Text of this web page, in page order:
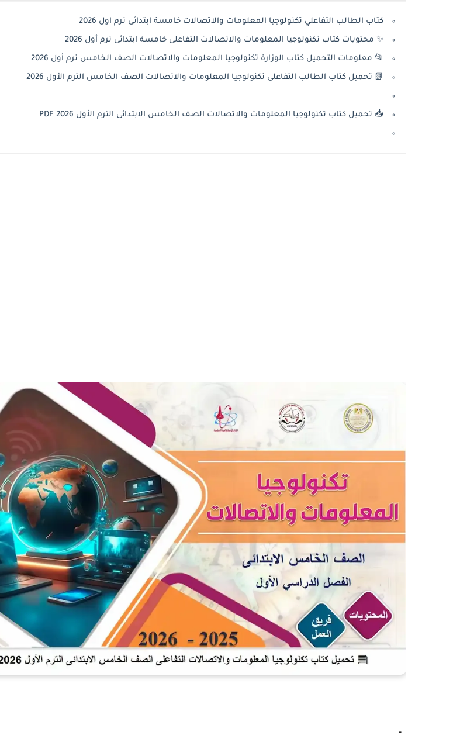
كتاب الطالب التفاعلي تكنولوجيا المعلومات والاتصالات خامسة ابتدائى ترم اول 2026
✨ محتويات كتاب تكنولوجيا المعلومات والاتصالات التفاعلى خامسة ابتدائى ترم أول 2026
📂 معلومات التحميل كتاب الوزارة تكنولوجيا المعلومات والاتصالات الصف الخامس ترم أول 2026
📗 تحميل كتاب الطالب التفاعلى تكنولوجيا المعلومات والاتصالات الصف الخامس الترم الأول 2026
📥 تحميل كتاب تكنولوجيا المعلومات والاتصالات الصف الخامس الابتدائى الترم الأول 2026 PDF
-